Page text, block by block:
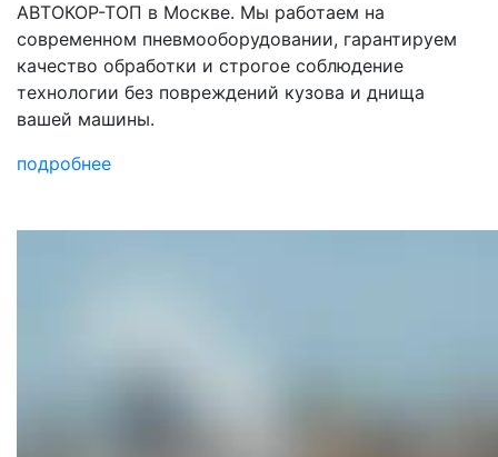
АВТОКОР-ТОП в Москве. Мы работаем на
современном пневмооборудовании, гарантируем
качество обработки и строгое соблюдение
технологии без повреждений кузова и днища
вашей машины.
подробнее